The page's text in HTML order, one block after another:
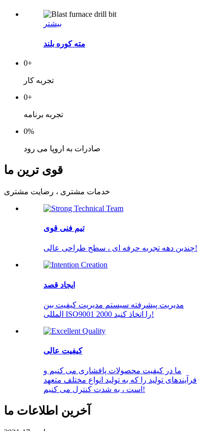
بیشتر
مته کوره بلند
0+
تجربه کار
0+
تجربه برنامه
0%
صادرات به اروپا می رود
قوی ترین ما
خدمات مشتری ، رضایت مشتری
تیم فنی قوی
چندین دهه تجربه حرفه ای ، سطح طراحی عالی!
ایجاد قصد
مدیریت پیشرفته سیستم مدیریت کیفیت بین
المللی ISO9001 2000 را اتخاذ کنید!
کیفیت عالی
ما در کیفیت محصولات پافشاری می کنیم و
فرآیندهای تولید را که به تولید انواع مختلف متعهد
است ، به شدت کنترل می کنیم!
آخرین اطلاعات ما